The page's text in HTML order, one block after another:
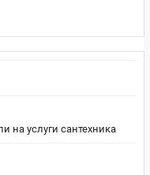
на услуги сантехника